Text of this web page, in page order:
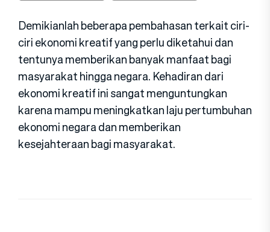
Demikianlah beberapa pembahasan terkait ciri-
ciri ekonomi kreatif yang perlu diketahui dan
tentunya memberikan banyak manfaat bagi
masyarakat hingga negara. Kehadiran dari
ekonomi kreatif ini sangat menguntungkan
karena mampu meningkatkan laju pertumbuhan
ekonomi negara dan memberikan
kesejahteraan bagi masyarakat.